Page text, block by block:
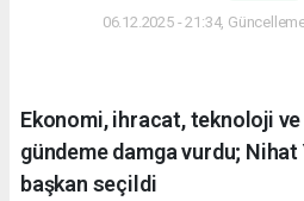
06.12.2025 - 21:34,
Ekonomi, ihracat, teknoloji
gündeme damga vurdu; Nihat
başkan seçildi